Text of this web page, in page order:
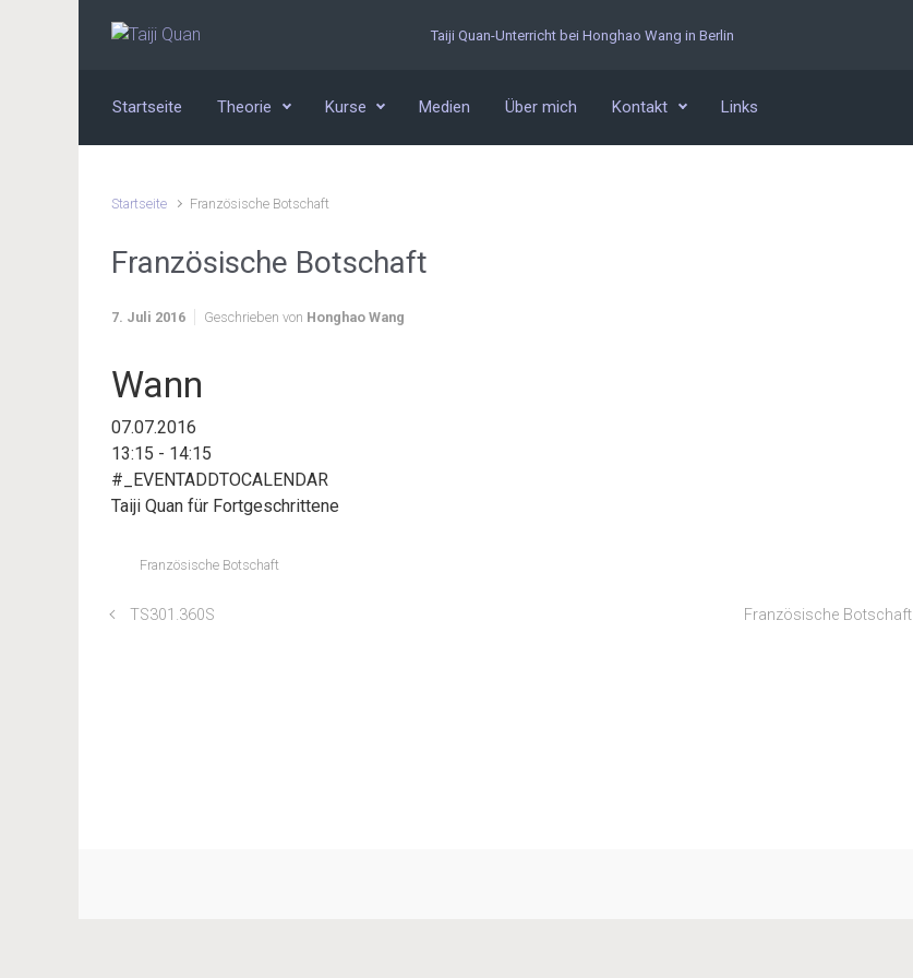
Zum Hauptinhalt springen Taiji Quan-Unterricht bei Honghao Wang in Berlin
Startseite Theorie Kurse Medien Über mich Kontakt Links
Startseite Französische Botschaft
Französische Botschaft
7. Juli 2016 Geschrieben von Honghao Wang
Wann
07.07.2016
13:15 - 14:15
#_EVENTADDTOCALENDAR
Taiji Quan für Fortgeschrittene
Französische Botschaft
TS301.360S Französische Botschaft